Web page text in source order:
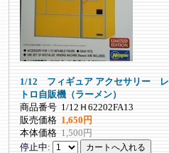
1/12 フィギュア アクセサリー レ
トロ自販機（ラーメン）
商品番号 1/12Ｈ62202FA13
販売価格 1,650円
本体価格 1,500円
停止中: